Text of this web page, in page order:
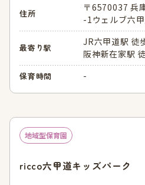
住所
〒6570037 兵
-1ウェルブ六
最寄り駅
JR六甲道駅 徒
阪神新在家駅
保育時間 -
地域型保育園
ricco六甲道キッズパーク